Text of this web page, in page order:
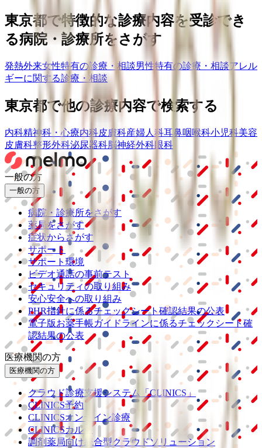
東京都で特徴的な診療内容を受診でき
る病院・診療所をさがす
発熱外来女性特有の診療・相談男性特有の診療・相談アレル
ギーに関する診療・相談
東京都で他の診療内容で検索する
内科精神科・心療内科皮膚科産婦人科耳鼻咽喉科小児科美容
皮膚科整形外科泌尿器科脳神経外科眼科
一般の方
一般の方
病院・診療所をさがす
薬局をさがす
症状からさがす
サポート
サポート環境
ビデオ通話の事前テスト
セキュリティの取り組み
安心安全への取り組み
PHR指針に係るチェックシート確認結果の公表
電子版お薬手帳ガイドラインに係るチェックシート確
認結果の公表
医療機関の方
医療機関の方
クラウド診療支援システム
「CLINICS」
CLINICS予約
CLINICSオンライン診療
CLINICSカルテ
調剤薬局向け統合型クラウドソリューション